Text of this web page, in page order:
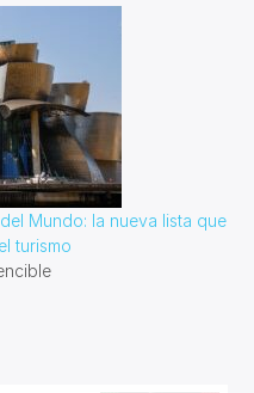
Mundo: la nueva lista que
turismo